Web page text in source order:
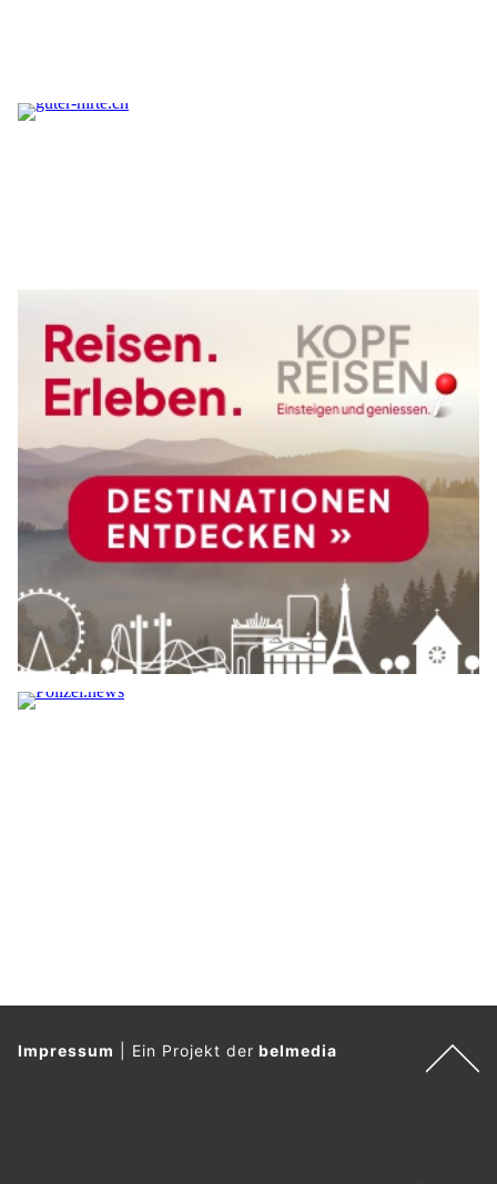
Impressum Ein Projekt derbelmedia